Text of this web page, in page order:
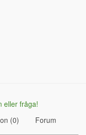
eller fråga!
(0) Forum